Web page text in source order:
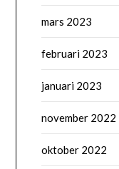
mars 2023
februari 2023
januari 2023
november 2022
oktober 2022